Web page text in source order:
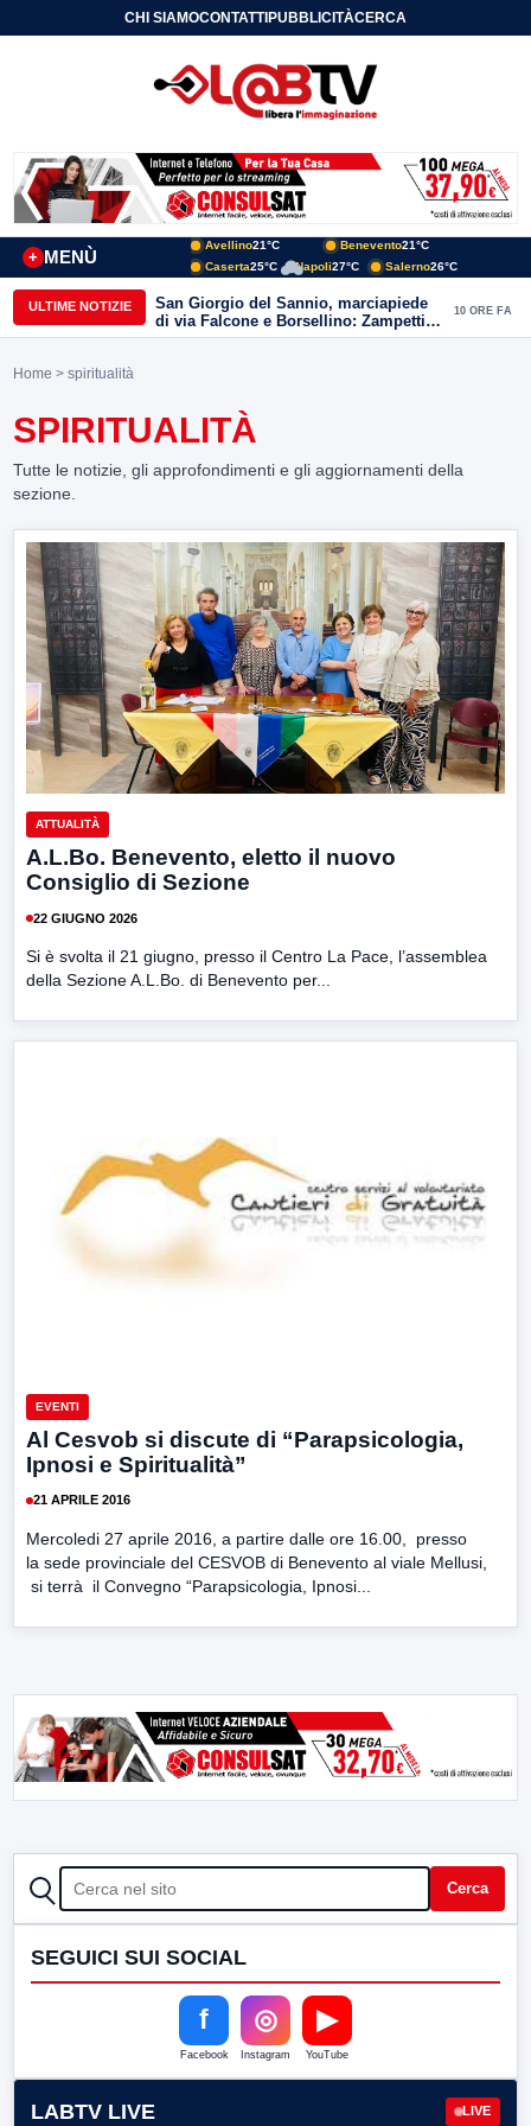
CHI SIAMOCONTATTIPUBBLICITÀCERCA
MENÙ
+
Avellino21°C Benevento21°C
Caserta25°C Napoli27°C Salerno26°C
ULTIME NOTIZIE
San Giorgio del Sannio, marciapiede
di via Falcone e Borsellino: Zampetti e
Lombardi replicano alle polemiche
10 ORE FA
Home > spiritualità
SPIRITUALITÀ
Tutte le notizie, gli approfondimenti e gli aggiornamenti della
sezione.
ATTUALITÀ
A.L.Bo. Benevento, eletto il nuovo
Consiglio di Sezione
22 GIUGNO 2026
Si è svolta il 21 giugno, presso il Centro La Pace, l’assemblea
della Sezione A.L.Bo. di Benevento per...
EVENTI
Al Cesvob si discute di “Parapsicologia,
Ipnosi e Spiritualità”
21 APRILE 2016
Mercoledi 27 aprile 2016, a partire dalle ore 16.00, presso
la sede provinciale del CESVOB di Benevento al viale Mellusi,
si terrà il Convegno “Parapsicologia, Ipnosi...
CERCA Cerca
SEGUICI SUI SOCIAL
f
Facebook
◎
Instagram
▶
YouTube
LABTV LIVE LIVE